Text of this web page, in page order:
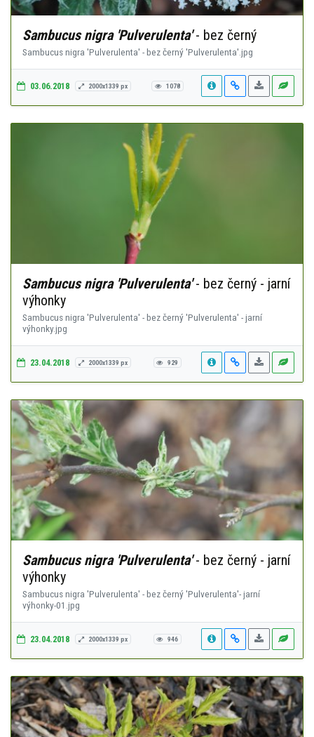
Sambucus nigra 'Pulverulenta'- bez černý
Sambucus nigra 'Pulverulenta' - bez černý 'Pulverulenta'.jpg
03.06.2018 2000x1339 px 1078
Sambucus nigra 'Pulverulenta'- bez černý - jarní
výhonky
Sambucus nigra 'Pulverulenta' - bez černý 'Pulverulenta' - jarní
výhonky.jpg
23.04.2018 2000x1339 px 929
Sambucus nigra 'Pulverulenta'- bez černý - jarní
výhonky
Sambucus nigra 'Pulverulenta' - bez černý 'Pulverulenta'- jarní
výhonky-01.jpg
23.04.2018 2000x1339 px 946